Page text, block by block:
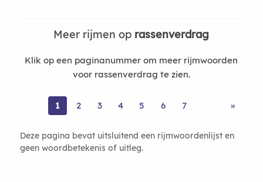
Meer rijmen op rassenverdrag
Klik op een paginanummer om meer rijmwoorden
voor rassenverdrag te zien.
1 2 3 4 5 6 7 »
Deze pagina bevat uitsluitend een rijmwoordenlijst en
geen woordbetekenis of uitleg.